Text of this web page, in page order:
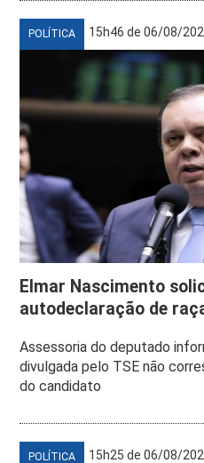
POLÍTICA 15h46 de 06/08/
Elmar Nascimento
autodeclaração de
Assessoria do deputado
divulgada pelo TSE não
do candidato
POLÍTICA 15h25 de 06/08/